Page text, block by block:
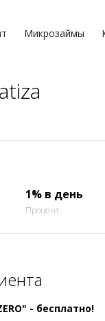
Микрозаймы
1% в день
Процент
- бесплатно!